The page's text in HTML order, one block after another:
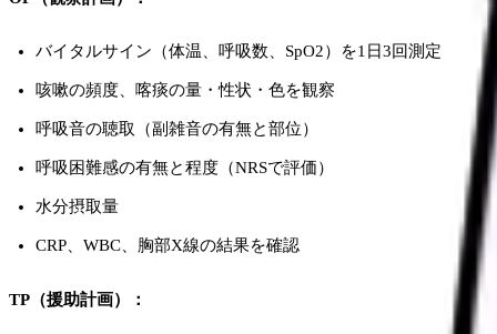
バイタルサイン（体温、呼吸数、SpO2）を1日3回測定
咳嗽の頻度、喀痰の量・性状・色を観察
呼吸音の聴取（副雑音の有無と部位）
呼吸困難感の有無と程度（NRSで評価）
水分摂取量
CRP、WBC、胸部X線の結果を確認
TP（援助計画）：